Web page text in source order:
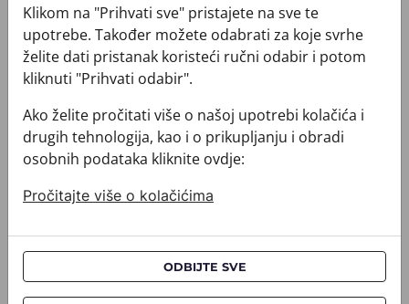
Klikom na "Prihvati sve" pristajete na sve te
upotrebe. Također možete odabrati za koje svrhe
želite dati pristanak koristeći ručni odabir i potom
kliknuti "Prihvati odabir".
Ako želite pročitati više o našoj upotrebi kolačića i
drugih tehnologija, kao i o prikupljanju i obradi
osobnih podataka kliknite ovdje:
Pročitajte više o kolačićima
ODBIJTE SVE